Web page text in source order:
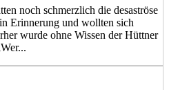
noch schmerzlich die desaströse
Erinnerung und wollten sich
wurde ohne Wissen der Hüttner